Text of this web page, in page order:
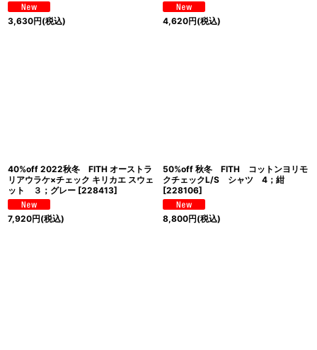
3,630円(税込) 4,620円(税込)
40%off 2022秋冬 FITH オーストラ
リアウラケ×チェック キリカエ スウェ
ット ３；グレー [228413]
7,920円(税込)
50%off 秋冬 FITH コットンヨリモ
クチェックL/S シャツ 4；紺
[228106]
8,800円(税込)